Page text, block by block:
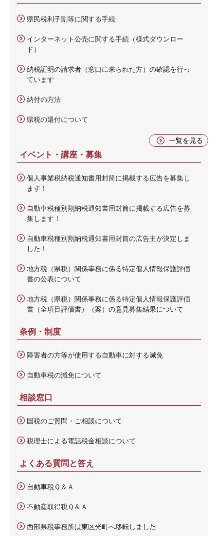
県民税利子割等に関する手続
インターネット公売に関する手続（様式ダウンロー
ド）
納税証明の請求者（窓口に来られた方）の確認を行っ
ています
納付の方法
県税の還付について
一覧を見る
イベント・講座・募集
個人事業税納税通知書用封筒に掲載する広告を募集し
ます！
自動車税種別割納税通知書用封筒に掲載する広告を募
集します！
自動車税種別割納税通知書用封筒の広告主が決定しま
した！
地方税（県税）関係事務に係る特定個人情報保護評価
書の公表について
地方税（県税）関係事務に係る特定個人情報保護評価
書（全項目評価書）（案）の意見募集結果について
条例・制度
障害者の方等が使用する自動車に対する減免
自動車税の減免について
相談窓口
国税のご質問・ご相談について
税理士による電話税金相談について
よくある質問と答え
自動車税Ｑ＆Ａ
不動産取得税Ｑ＆Ａ
西部県税事務所は東区光町へ移転しました